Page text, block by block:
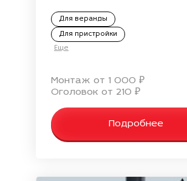
Для веранды
Для пристройки
Еще
Монтаж от 1 000 ₽
Оголовок от 210 ₽
Подробнее